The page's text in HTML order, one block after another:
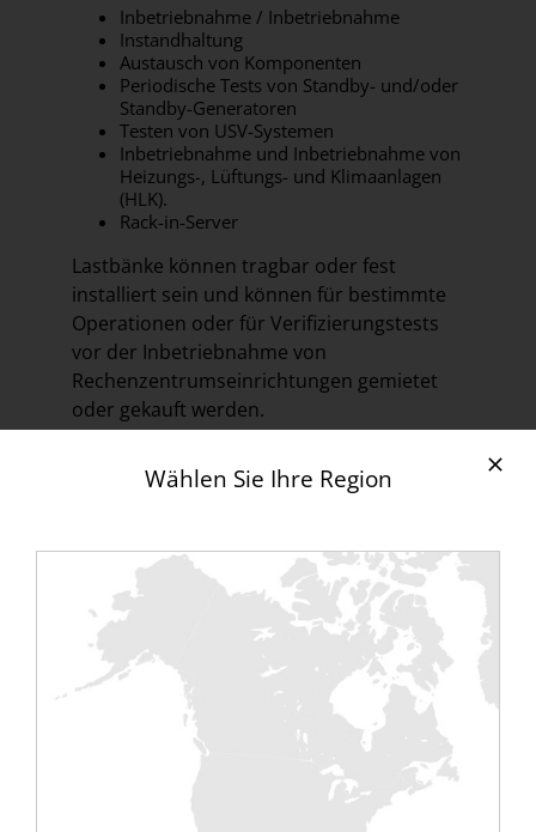
Inbetriebnahme / Inbetriebnahme
Instandhaltung
Austausch von Komponenten
Periodische Tests von Standby- und/oder
Standby-Generatoren
Testen von USV-Systemen
Inbetriebnahme und Inbetriebnahme von
Heizungs-, Lüftungs- und Klimaanlagen
(HLK).
Rack-in-Server
Lastbänke können tragbar oder fest
installiert sein und können für bestimmte
Operationen oder für Verifizierungstests
vor der Inbetriebnahme von
Rechenzentrumseinrichtungen gemietet
oder gekauft werden.
Inbetriebnahme und
Prüfung von Lastbänken
Testen von Lastbänken in einem
Rechenzentrum besonders empfiehlt, ist
die Phase der
Inbetriebnahme
(Commissioning). In dieser Phase werden
alle Systeme und Komponenten eines
Rechenzentrums verifiziert, validiert und
verifiziert, dass sie gemäß den vom
Endbenutzer entworfenen Anforderungen
installiert wurden.
Wählen Sie Ihre Region